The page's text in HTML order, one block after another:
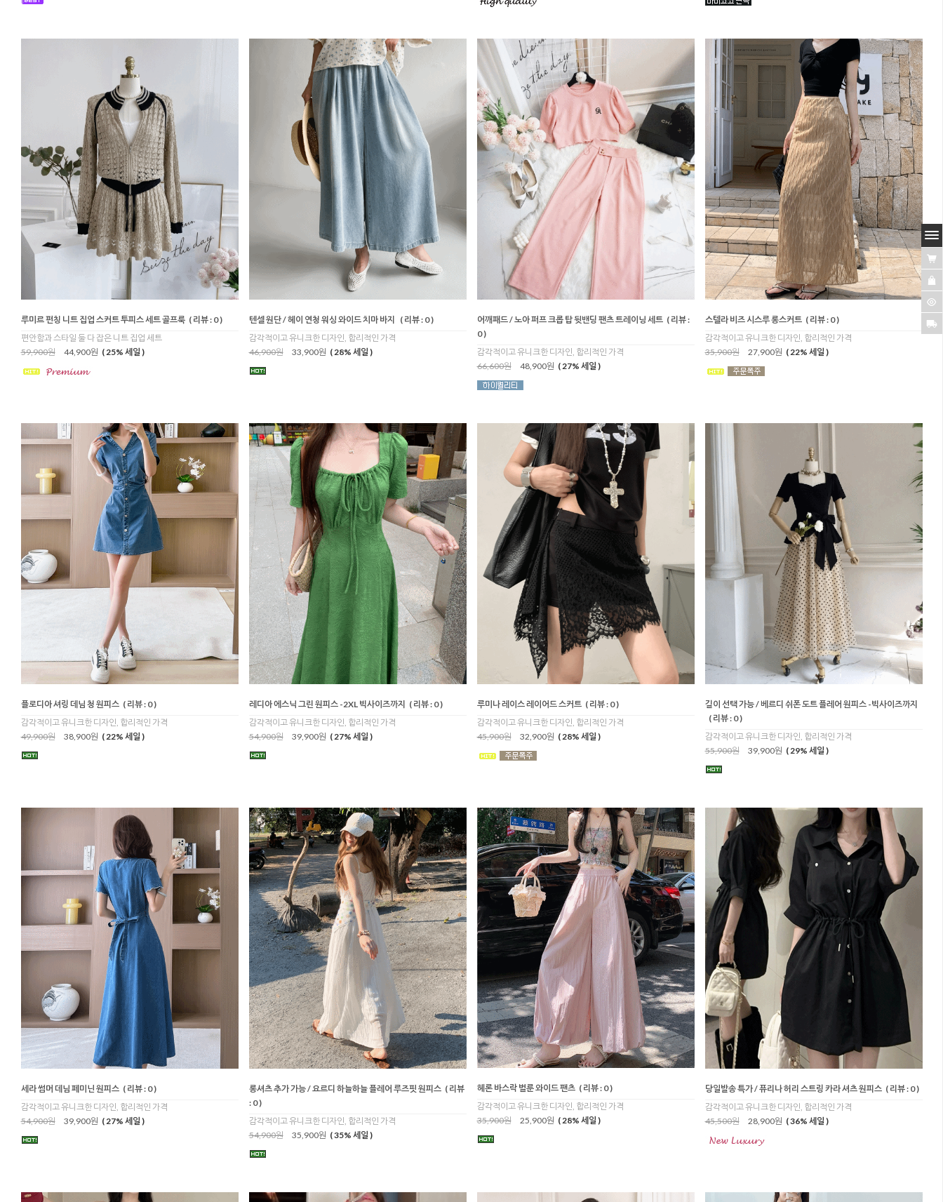
루미르 펀칭 니트 집업 스커트 투피스 세트 골프룩 ( 리뷰 : 0 )
편안함과 스타일 둘 다 잡은 니트 집업 세트
59,900원
44,900원 ( 25% 세일 )
텐셀 원단 / 헤이 연청 워싱 와이드 치마 바지
( 리뷰 : 0 )
감각적이고 유니크한 디자인, 합리적인 가격
46,900원
33,900원 ( 28% 세일 )
어깨패드 / 노아 퍼프 크롭 탑 뒷밴딩 팬츠 트레이닝 세트 ( 리뷰 :
0 )
감각적이고 유니크한 디자인, 합리적인 가격
66,600원
48,900원 ( 27% 세일 )
스텔라 비즈 시스루 롱스커트 ( 리뷰 : 0 )
감각적이고 유니크한 디자인, 합리적인 가격
35,900원
27,900원 ( 22% 세일 )
플로디아 셔링 데님 청 원피스 ( 리뷰 : 0 )
감각적이고 유니크한 디자인, 합리적인 가격
49,900원
38,900원 ( 22% 세일 )
레디아 에스닉 그린 원피스 -2XL 빅사이즈까지 ( 리뷰 : 0 )
감각적이고 유니크한 디자인, 합리적인 가격
54,900원
39,900원 ( 27% 세일 )
루미나 레이스 레이어드 스커트 ( 리뷰 : 0 )
감각적이고 유니크한 디자인, 합리적인 가격
45,900원
32,900원 ( 28% 세일 )
길이 선택 가능 / 베르디 쉬폰 도트 플레어 원피스 -빅사이즈까지
( 리뷰 : 0 )
감각적이고 유니크한 디자인, 합리적인 가격
55,900원
39,900원 ( 29% 세일 )
세라 썸머 데님 페미닌 원피스 ( 리뷰 : 0 )
감각적이고 유니크한 디자인, 합리적인 가격
54,900원
39,900원 ( 27% 세일 )
롱셔츠 추가 가능 / 요르디 하늘하늘 플레어 루즈핏 원피스 ( 리뷰
: 0 )
감각적이고 유니크한 디자인, 합리적인 가격
54,900원
35,900원 ( 35% 세일 )
헤론 바스락 벌룬 와이드 팬츠 ( 리뷰 : 0 )
감각적이고 유니크한 디자인, 합리적인 가격
35,900원
25,900원 ( 28% 세일 )
당일발송 특가 / 퓨리나 허리 스트링 카라 셔츠 원피스 ( 리뷰 : 0 )
감각적이고 유니크한 디자인, 합리적인 가격
45,500원
28,900원 ( 36% 세일 )